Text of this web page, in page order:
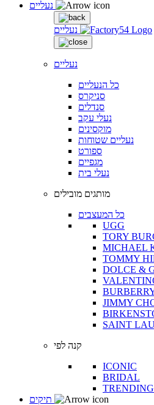
נעליים
נעליים
כל הנעליים
סניקרס
סנדלים
נעלי עקב
מוקסינים
נעליים שטוחות
ספורט
מגפיים
נעלי בית
מותגים מובילים
כל המעצבים
UGG
TORY
MICHAEL
TOMMY
DOLCE &
JIMMY
SAINT
קנה לפי
ICONIC
BRIDAL